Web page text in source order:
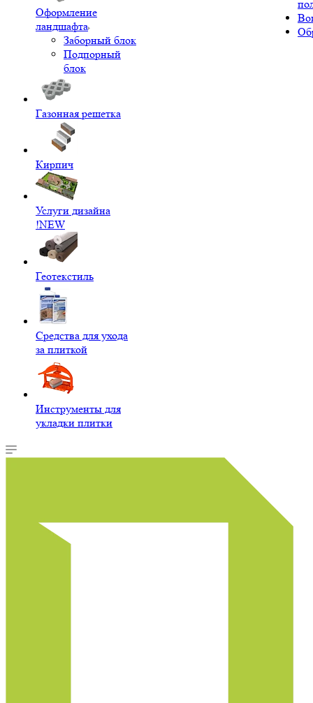
Оформление
ландшафта
Заборный блок
Подпорный
блок
Газонная решетка
Кирпич
Услуги дизайна
!NEW
Геотекстиль
Средства для ухода
за плиткой
Инструменты для
укладки плитки